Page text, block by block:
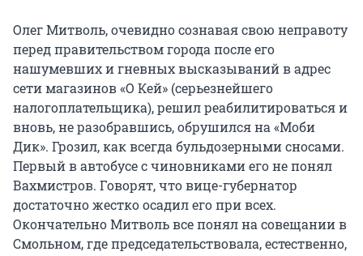
Олег Митволь, очевидно сознавая свою неправоту
перед правительством города после его
нашумевших и гневных высказываний в адрес
сети магазинов «О Кей» (серьезнейшего
налогоплательщика), решил реабилитироваться и
вновь, не разобравшись, обрушился на «Моби
Дик». Грозил, как всегда бульдозерными сносами.
Первый в автобусе с чиновниками его не понял
Вахмистров. Говорят, что вице-губернатор
достаточно жестко осадил его при всех.
Окончательно Митволь все понял на совещании в
Смольном, где председательствовала, естественно,